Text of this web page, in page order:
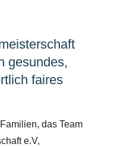
gesundes,
faires
das Team
e.V,